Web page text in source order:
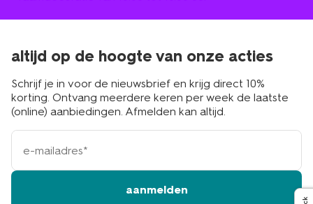
altijd op de hoogte van onze acties
Schrijf je in voor de nieuwsbrief en krijg direct 10%
korting. Ontvang meerdere keren per week de laatste
(online) aanbiedingen. Afmelden kan altijd.
e-
mailadres
aanmelden